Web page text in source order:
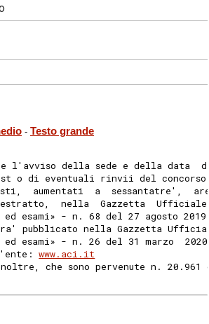
- Testo grande
l'avviso della sede e della data
o di eventuali rinvii del concorso
aumentati  a  sessantatre',
nella  Gazzetta
ed esami» - n. 68 del 27 agosto
pubblicato nella Gazzetta
ed esami» - n. 26 del 31 marzo
www.aci.it
che sono pervenute n.